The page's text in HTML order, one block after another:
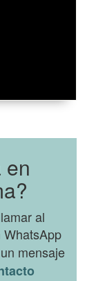
en
al
WhatsApp
mensaje